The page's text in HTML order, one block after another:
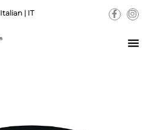
Italian | IT